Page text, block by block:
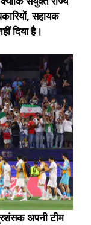
सहायक
दिया है।
अपनी टीम